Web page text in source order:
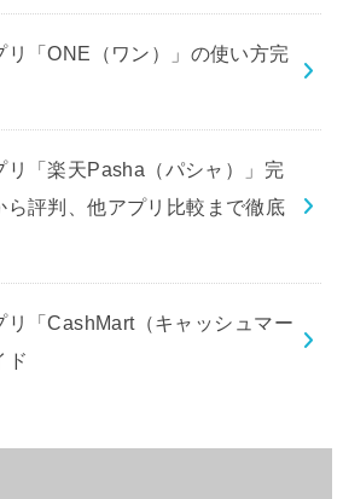
リ「ONE（ワン）」の使い方完
リ「楽天Pasha（パシャ）」完
ら評判、他アプリ比較まで徹底
リ「CashMart（キャッシュマー
ド